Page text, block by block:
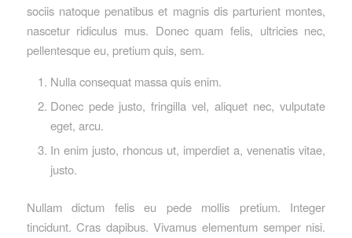
sociis natoque penatibus et magnis dis parturient montes,
nascetur ridiculus mus. Donec quam felis, ultricies nec,
pellentesque eu, pretium quis, sem.
Nulla consequat massa quis enim.
Donec pede justo, fringilla vel, aliquet nec, vulputate
eget, arcu.
In enim justo, rhoncus ut, imperdiet a, venenatis vitae,
justo.
Nullam dictum felis eu pede mollis pretium. Integer
tincidunt. Cras dapibus. Vivamus elementum semper nisi.